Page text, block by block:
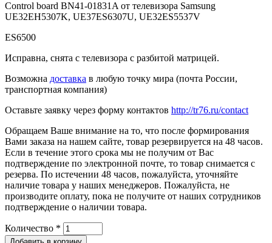
Control board BN41-01831A от телевизора Samsung
UE32EH5307K, UE37ES6307U, UE32ES5537V
ES6500
Исправна, снята с телевизора с разбитой матрицей.
Возможна доставка в любую точку мира (почта России,
транспортная компания)
Оставьте заявку через форму контактов http://tr76.ru/contact
Обращаем Ваше внимание на то, что после формирования
Вами заказа на нашем сайте, товар резервируется на 48 часов.
Если в течение этого срока мы не получим от Вас
подтверждение по электронной почте, то товар снимается с
резерва. По истечении 48 часов, пожалуйста, уточняйте
наличие товара у наших менеджеров. Пожалуйста, не
производите оплату, пока не получите от наших сотрудников
подтверждение о наличии товара.
Количество *